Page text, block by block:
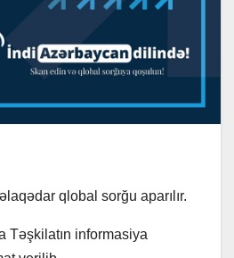
qlobal sorğu aparılır.
Təşkilatın informasiya